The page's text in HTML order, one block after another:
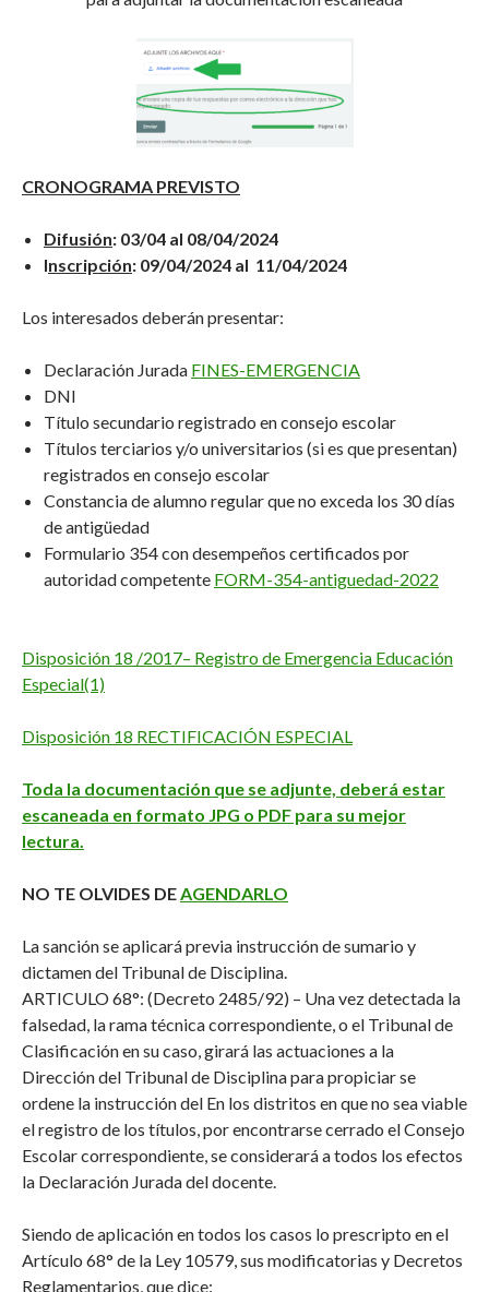
CRONOGRAMA PREVISTO
Difusión: 03/04 al 08/04/2024
Inscripción: 09/04/2024 al 11/04/2024
Los interesados deberán presentar:
Declaración Jurada FINES-EMERGENCIA
DNI
Título secundario registrado en consejo escolar
Títulos terciarios y/o universitarios (si es que presentan)
registrados en consejo escolar
Constancia de alumno regular que no exceda los 30 días
de antigüedad
Formulario 354 con desempeños certificados por
autoridad competente FORM-354-antiguedad-2022
Disposición 18 /2017– Registro de Emergencia Educación
Especial(1)
Disposición 18 RECTIFICACIÓN ESPECIAL
Toda la documentación que se adjunte, deberá estar
escaneada en formato JPG o PDF para su mejor
lectura.
NO TE OLVIDES DEAGENDARLO
La sanción se aplicará previa instrucción de sumario y
dictamen del Tribunal de Disciplina.
ARTICULO 68°: (Decreto 2485/92) – Una vez detectada la
falsedad, la rama técnica correspondiente, o el Tribunal de
Clasificación en su caso, girará las actuaciones a la
Dirección del Tribunal de Disciplina para propiciar se
ordene la instrucción del En los distritos en que no sea viable
el registro de los títulos, por encontrarse cerrado el Consejo
Escolar correspondiente, se considerará a todos los efectos
la Declaración Jurada del docente.
Siendo de aplicación en todos los casos lo prescripto en el
Artículo 68° de la Ley 10579, sus modificatorias y Decretos
Reglamentarios, que dice: